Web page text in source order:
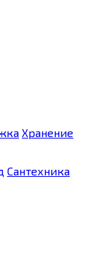
Хранение
Сантехника